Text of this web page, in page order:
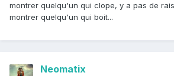
montrer quelqu'un qui clope, y a pas de
montrer quelqu'un qui boit...
Neomatix